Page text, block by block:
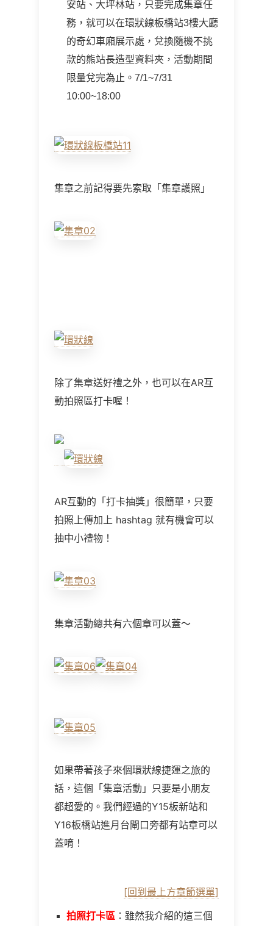
安站、大坪林站，只要完成集章任
務，就可以在環狀線板橋站3樓大廳
的奇幻車廂展示處，兌換隨機不挑
款的熊站長造型資料夾，活動期間
限量兌完為止。7/1~7/31
10:00~18:00
集章之前記得要先索取「集章護照」
除了集章送好禮之外，也可以在AR互
動拍照區打卡喔！
AR互動的「打卡抽獎」很簡單，只要
拍照上傳加上 hashtag 就有機會可以
抽中小禮物！
集章活動總共有六個章可以蓋～
如果帶著孩子來個環狀線捷運之旅的
話，這個「集章活動」只要是小朋友
都超愛的。我們經過的Y15板新站和
Y16板橋站進月台閘口旁都有站章可以
蓋唷！
[回到最上方章節選單]
拍照打卡區 ：雖然我介紹的這三個